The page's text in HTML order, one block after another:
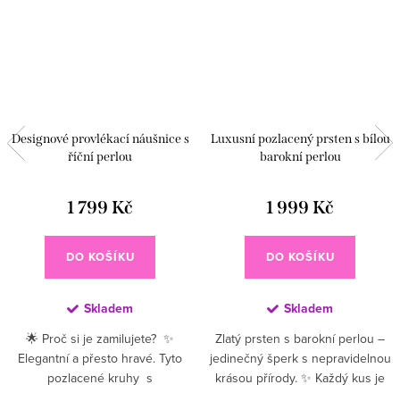
Designové provlékací náušnice s
říční perlou
1 799 Kč
DO KOŠÍKU
Skladem
🌟 Proč si je zamilujete? ✨
Elegantní a přesto hravé. Tyto
pozlacené kruhy s
Luxusní pozlacený prsten s bílou
barokní perlou
1 999 Kč
DO KOŠÍKU
Skladem
Zlatý prsten s barokní perlou –
jedinečný šperk s nepravidelnou
krásou přírody. ✨ Každý kus je